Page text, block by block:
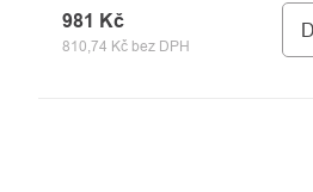
810,74 Kč bez DPH
981 Kč